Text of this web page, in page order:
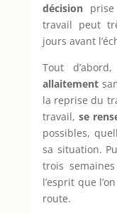
décisionprise
travail peut
jours avant
Tout d’abord,
allaitement
la reprise du
travail, se
possibles,
sa situation.
trois
l’esprit que
route.